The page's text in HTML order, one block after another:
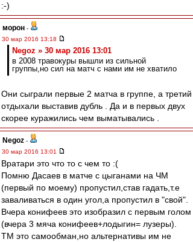
:-)
морон -
30 мар 2016 13:18
Negoz » 30 мар 2016 13:01
в 2008 травокуры вышли из сильной
группы,но сил на матч с нами им не хватило
Они сыграли первые 2 матча в группе, а третий
отдыхали выставив дубль . Да и в первых двух
скорее куражились чем выматывались .
Negoz -
30 мар 2016 13:01
Вратари это что то с чем то :(
Помню Дасаев в матче с цыганами на ЧМ
(первый по моему) пропустил,став гадать,т.е
заваливаться в один угол,а пропустил в "свой".
Вчера конифеев это изобразил с первым голом
(вчера 3 мяча конифеев+лодыгин= лузеры).
ТМ это самообман,но альтернативы им не